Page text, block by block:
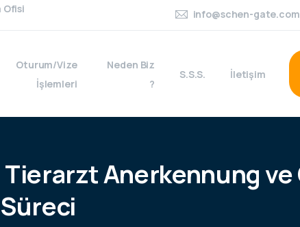
Ofisi
info@schen-gate.com
Oturum/Vize
İşlemleri
Neden Biz
?
S.S.S. İletişim
TierarztAnerkennungve
Süreci